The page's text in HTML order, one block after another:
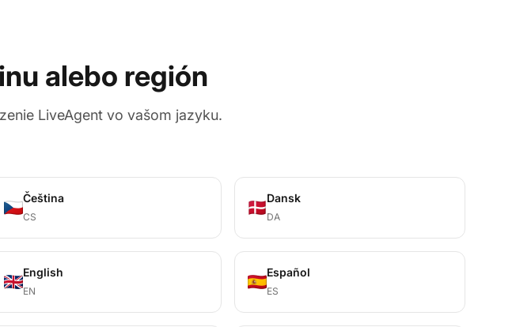
alebo región
LiveAgent vo vašom jazyku.
Čeština
CS
Dansk
DA
English
EN
Español
ES